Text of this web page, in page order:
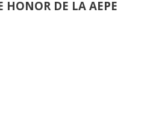
HONOR DE LA AEPE